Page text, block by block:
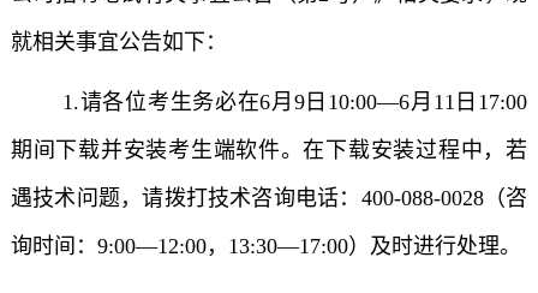
就相关事宜公告如下：
1.请各位考生务必在6月9日10:00—6月11日17:00
期间下载并安装考生端软件。在下载安装过程中，若
遇技术问题，请拨打技术咨询电话：400-088-0028（咨
询时间：9:00—12:00，13:30—17:00）及时进行处理。